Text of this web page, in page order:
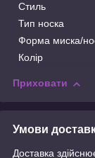
Стиль
Тип носка
Форма миска/
Колір
Приховати
Умови
Доставка